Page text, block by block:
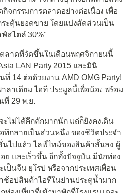
จกรรมการตลาดอย่างต่อเนื่อง เพื่อ
ะตุ้นยอดขาย โดยแบ่งสัดส่วนเป็น
สไตล์ 30%”
ตลาดที่จัดขึ้นในเดือนพฤศจิกายนนี้
LAN Party 2015 และมินิ
ที่ 14 ต่อด้วยงาน AMD OMG Party!
ลาเดียม ไอที ประมูลนี้เพื่อน้อง พร้อม
ที่ 29 พ.ย.
ไม่ได้คึกคักมากนัก แต่ก็ยังคงเดิน
ทีกลายเป็นส่วนหนึ่ง ของชีวิตประจำ
ไปแล้ว ไลฟ์ไทม์ของสินค้าสั้นลง ผู้
ย และเร็วขึ้น อีกทั้งปัจจุบัน มีนักท่อง
ป็นจีน ยุโรป หรือจากประเทศเพื่อน
ช้อปสินค้าไอทีในย่านประตูน้ำมาก